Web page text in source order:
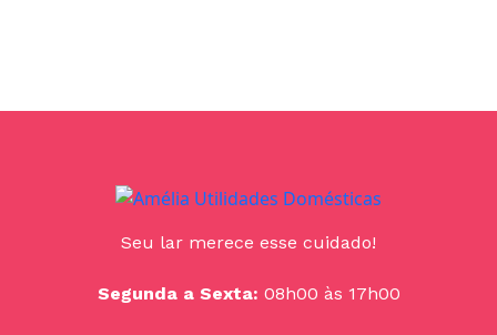
Seu lar merece esse cuidado!
Segunda a Sexta: 08h00 às 17h00